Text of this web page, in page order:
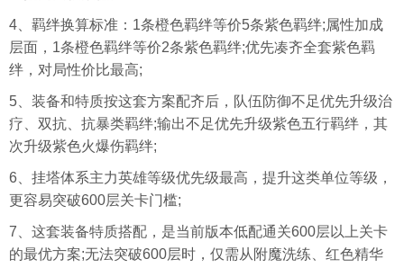
4、羁绊换算标准：1条橙色羁绊等价5条紫色羁绊;属性加成
层面，1条橙色羁绊等价2条紫色羁绊;优先凑齐全套紫色羁
绊，对局性价比最高;
5、装备和特质按这套方案配齐后，队伍防御不足优先升级治
疗、双抗、抗暴类羁绊;输出不足优先升级紫色五行羁绊，其
次升级紫色火爆伤羁绊;
6、挂塔体系主力英雄等级优先级最高，提升这类单位等级，
更容易突破600层关卡门槛;
7、这套装备特质搭配，是当前版本低配通关600层以上关卡
的最优方案;无法突破600层时，仅需从附魔洗练、红色精华